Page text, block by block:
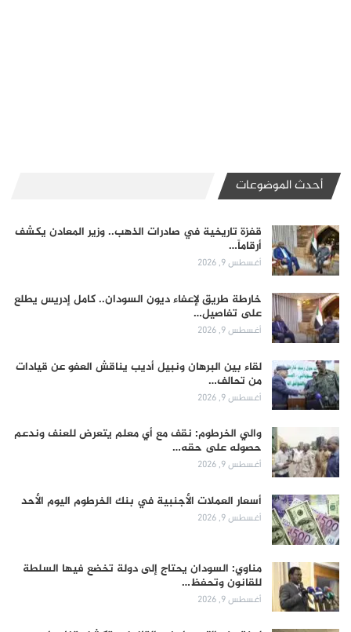
أحدث الموضوعات
قفزة تاريخية في صادرات الذهب.. وزير المعادن يكشف
أرقاماً…
أغسطس 9, 2026
خارطة طريق لإعفاء ديون السودان.. كامل إدريس يطلع
على تفاصيل…
أغسطس 9, 2026
لقاء بين البرهان ونبيل أديب يناقش العفو عن قيادات
من تحالف…
أغسطس 9, 2026
والي الخرطوم: نقف مع أي معلم يتعرض للعنف وندعم
حصوله على حقه…
أغسطس 9, 2026
أسعار العملات الأجنبية في بنك الخرطوم اليوم الأحد
أغسطس 9, 2026
مناوي: السودان يحتاج إلى دولة تخضع فيها السلطة
للقانون وتحفظ…
أغسطس 9, 2026